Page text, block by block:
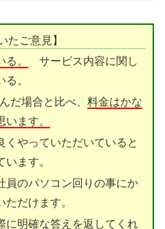
ご意見】
。
サービス内容に関し
。
だ場合と比べ、料金はかな
います。
くやっていただいていると
ます。
員のパソコン回りの事にか
だけます。
に明確な答えを返してくれ